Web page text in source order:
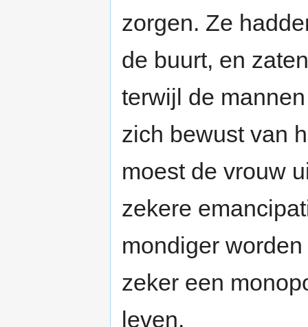
zorgen. Ze
de buurt, en
terwijl de
zich bewust van
moest de vrouw
zekere
mondiger
zeker een
leven.